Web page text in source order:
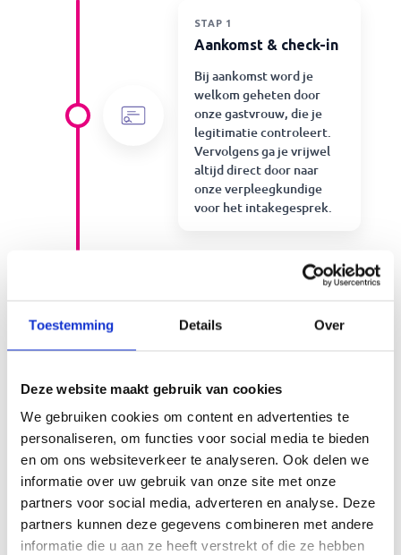
Toestemming Details Over
Deze website maakt gebruik van cookies
We gebruiken cookies om content en advertenties te
personaliseren, om functies voor social media te bieden
en om ons websiteverkeer te analyseren. Ook delen we
informatie over uw gebruik van onze site met onze
partners voor social media, adverteren en analyse. Deze
partners kunnen deze gegevens combineren met andere
informatie die u aan ze heeft verstrekt of die ze hebben
STAP 1
Aankomst & check-in
Bij aankomst word je
welkom geheten door
onze gastvrouw, die je
legitimatie controleert.
Vervolgens ga je vrijwel
altijd direct door naar
onze verpleegkundige
voor het intakegesprek.
Intake & uitleg
hoe je bezoek verloopt en
legt zij uit wat je kunt
verwachten.
STAP 3
Voorbereiding